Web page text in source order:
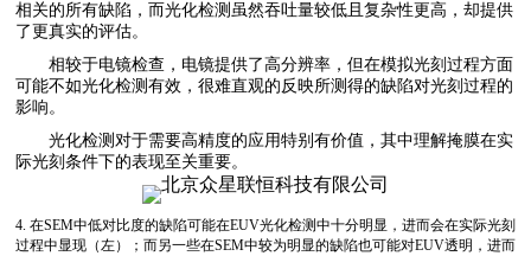
相关的所有缺陷，而光化检测虽然吞吐量较低且复杂性更高，却提供
了更真实的评估。
相较于电镜检查，电镜提供了高分辨率，但在模拟光刻过程方面
可能不如光化检测有效，很难直观的反映所测得的缺陷对光刻过程的
影响。
光化检测对于需要高精度的应用特别有价值，其中理解掩膜在实
际光刻条件下的表现至关重要。
4. 在SEM中低对比度的缺陷可能在EUV光化检测中十分明显，进而会在实际光刻
过程中显现（左）；而另一些在SEM中较为明显的缺陷也可能对EUV透明，进而